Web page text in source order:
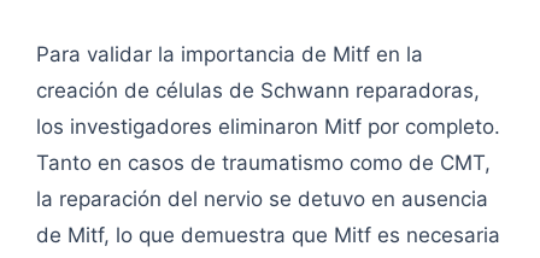
Para validar la importancia de Mitf en la
creación de células de Schwann reparadoras,
los investigadores eliminaron Mitf por completo.
Tanto en casos de traumatismo como de CMT,
la reparación del nervio se detuvo en ausencia
de Mitf, lo que demuestra que Mitf es necesaria